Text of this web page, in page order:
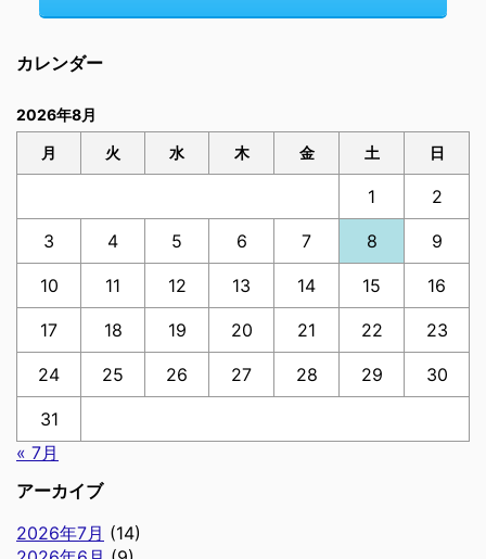
カレンダー
2026年8月
月 火 水 木 金 土 日
1 2
3 4 5 6 7 8 9
10 11 12 13 14 15 16
17 18 19 20 21 22 23
24 25 26 27 28 29 30
31
« 7月
アーカイブ
2026年7月 (14)